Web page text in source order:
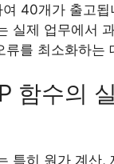
여 40개가 출고됩
실제 업무에서
류를 최소화하는
함수의
특히 원가 계산,